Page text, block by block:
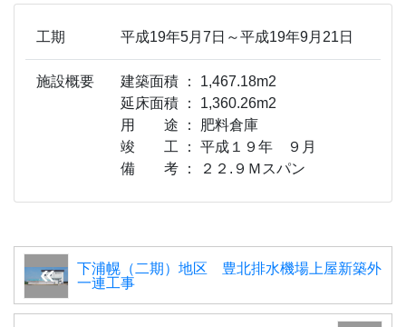
工期 平成19年5月7日～平成19年9月21日
施設概要
建築面積 ： 1,467.18m2
延床面積 ： 1,360.26m2
用 途 ： 肥料倉庫
竣 工 ： 平成１９年 ９月
備 考 ： ２２.９Ｍスパン
下浦幌（二期）地区 豊北排水機場上屋新築外
一連工事